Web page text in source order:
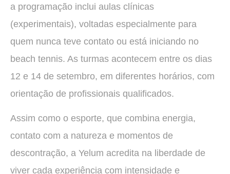
a programação inclui aulas clínicas
(experimentais), voltadas especialmente para
quem nunca teve contato ou está iniciando no
beach tennis. As turmas acontecem entre os dias
12 e 14 de setembro, em diferentes horários, com
orientação de profissionais qualificados.
Assim como o esporte, que combina energia,
contato com a natureza e momentos de
descontração, a Yelum acredita na liberdade de
viver cada experiência com intensidade e